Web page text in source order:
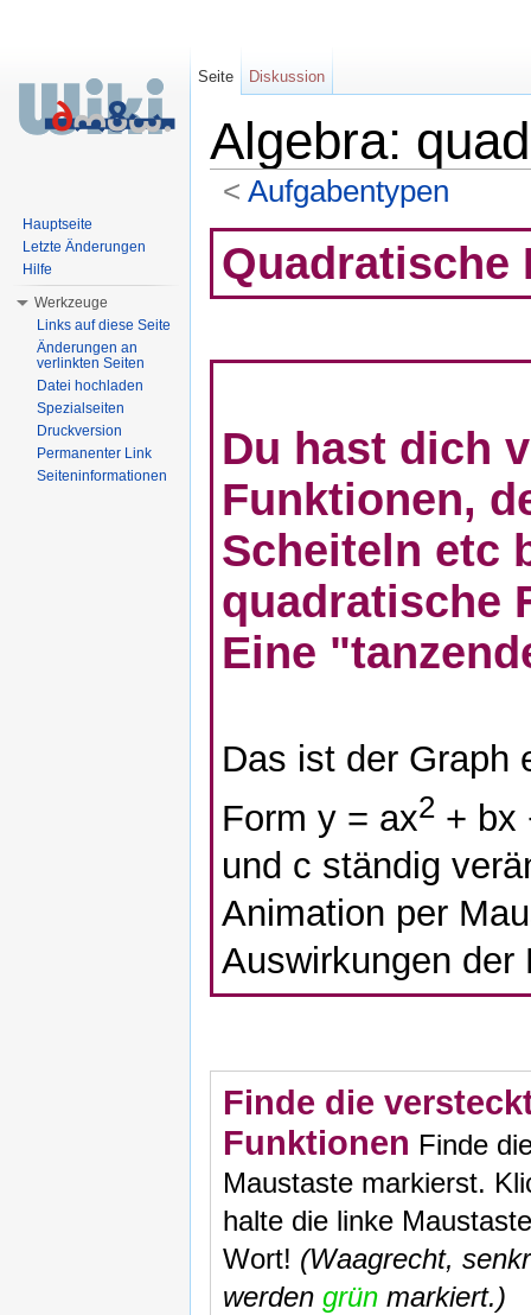
Algebra:
< Aufgabentypen
Quadratische
Du hast dich
Funktionen,
Scheiteln etc
quadratische
Eine
Das ist der Graph
Form y = ax2 + bx
und c ständig
Animation per
Auswirkungen der
Finde die
Funktionen Finde
Maustaste markierst.
halte die linke
Wort! (Waagrecht,
werden grün markiert.)
Seite Diskussion
Hauptseite
Letzte Änderungen
Hilfe
Werkzeuge
Links auf diese Seite
Änderungen an
verlinkten Seiten
Datei hochladen
Spezialseiten
Druckversion
Permanenter Link
Seiteninformationen